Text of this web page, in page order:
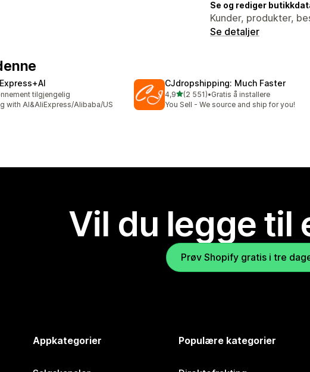
Se og rediger
Kunder, produkter,
Se detaljer
tilgjengelig
with AI&AliExpress/Alibaba/US
CJdropshipping: Much Faster
4,9av 5 stjerner
(2 551)
Totalt 2551 omtaler
•Gratis å installere
You Sell - We source and ship for you!
Vil du legge til
Prøv Shopify gratis i tre
Appkategorier Populære kategorier